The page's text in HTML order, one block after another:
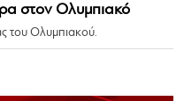
στον Ολυμπιακό
του Ολυμπιακού.